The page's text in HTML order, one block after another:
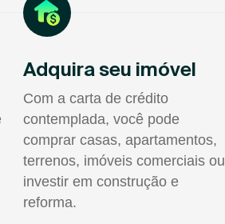
Adquira seu imóvel
Com a carta de crédito
contemplada, você pode
comprar casas, apartamentos,
terrenos, imóveis comerciais ou
investir em construção e
reforma.